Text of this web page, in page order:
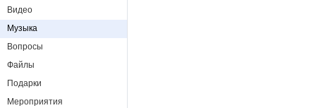
Видео
Музыка
Вопросы
Файлы
Подарки
Мероприятия